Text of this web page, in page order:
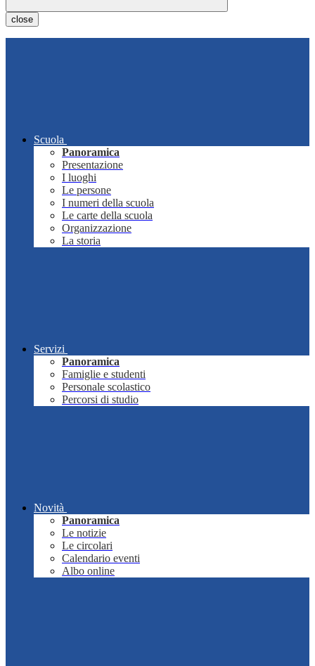
close
Scuola
Panoramica
Presentazione
I luoghi
Le persone
I numeri della scuola
Le carte della scuola
Organizzazione
La storia
Servizi
Panoramica
Famiglie e studenti
Personale scolastico
Percorsi di studio
Novità
Panoramica
Le notizie
Le circolari
Calendario eventi
Albo online